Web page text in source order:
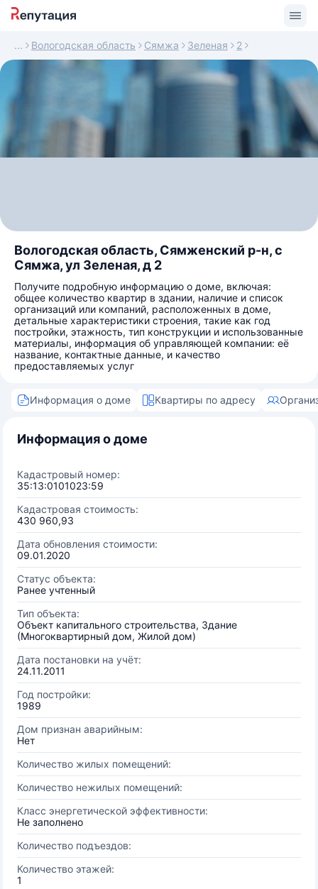
Вологодская область Сямжа Зеленая 2
Вологодская область, Сямженский р-н, с
Сямжа, ул Зеленая, д 2
Получите подробную информацию о доме, включая:
общее количество квартир в здании, наличие и список
организаций или компаний, расположенных в доме,
детальные характеристики строения, такие как год
постройки, этажность, тип конструкции и использованные
материалы, информация об управляющей компании: её
название, контактные данные, и качество
предоставляемых услуг
Информация о доме Квартиры по адресу
Информация о доме
Кадастровый номер:
35:13:0101023:59
Кадастровая стоимость:
430 960,93
Дата обновления стоимости:
09.01.2020
Статус объекта:
Ранее учтенный
Тип объекта:
Объект капитального строительства, Здание
(Многоквартирный дом, Жилой дом)
Дата постановки на учёт:
24.11.2011
Год постройки:
1989
Дом признан аварийным:
Нет
Количество жилых помещений:
Количество нежилых помещений:
Класс энергетической эффективности:
Не заполнено
Количество подъездов:
Количество этажей:
1